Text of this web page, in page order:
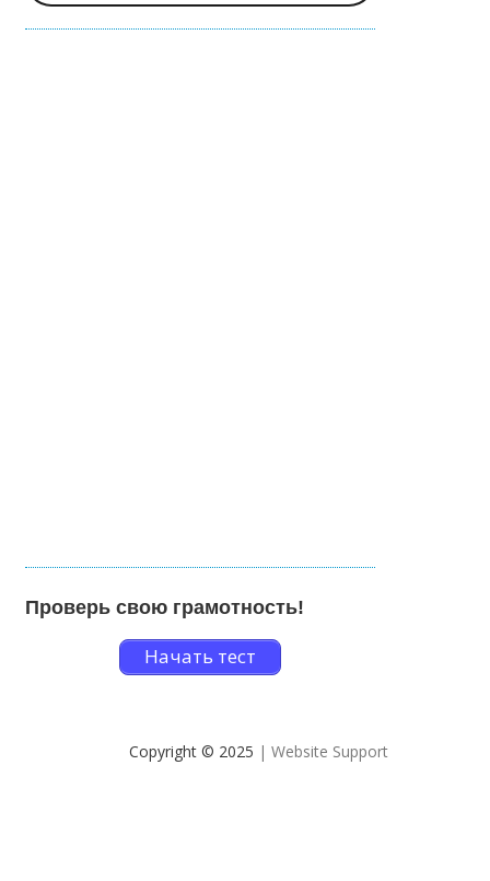
Проверь свою грамотность!
Начать тест
Copyright © 2025 | Website Support